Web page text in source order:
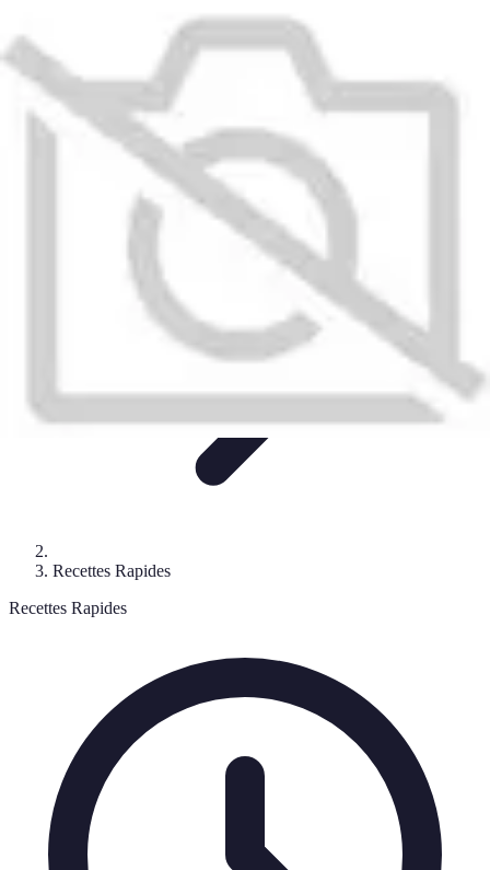
Recettes de Papillote
Recettes Faciles
Marinades
Recettes de Poisson
Recettes de Poissons
Recettes Rapides
Recettes Rapides